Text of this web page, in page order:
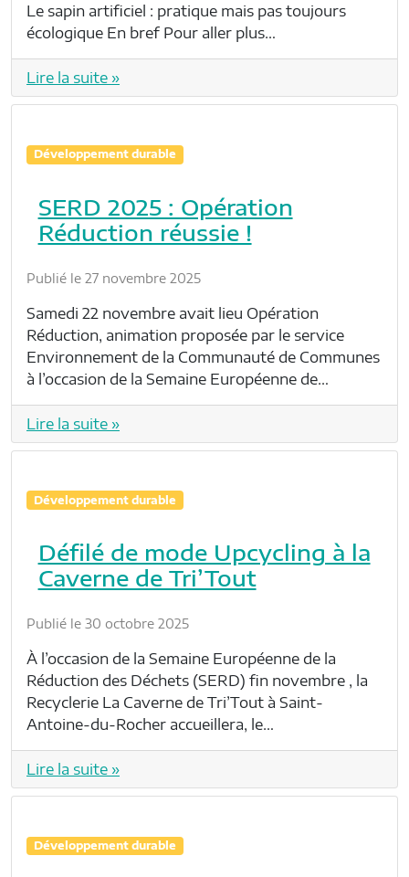
Le sapin artificiel : pratique mais pas toujours
écologique En bref Pour aller plus…
Lire la suite »
Développement durable
SERD 2025 : Opération
Réduction réussie !
Publié le 27 novembre 2025
Samedi 22 novembre avait lieu Opération
Réduction, animation proposée par le service
Environnement de la Communauté de Communes
à l’occasion de la Semaine Européenne de…
Lire la suite »
Développement durable
Défilé de mode Upcycling à la
Caverne de Tri’Tout
Publié le 30 octobre 2025
À l’occasion de la Semaine Européenne de la
Réduction des Déchets (SERD) fin novembre , la
Recyclerie La Caverne de Tri’Tout à Saint-
Antoine-du-Rocher accueillera, le…
Lire la suite »
Développement durable